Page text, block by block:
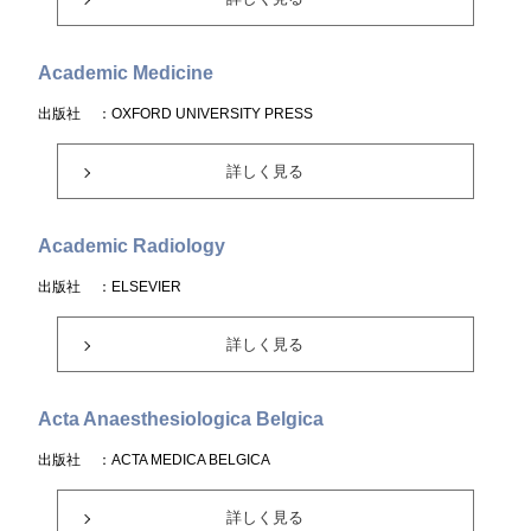
Academic Medicine
出版社 ：OXFORD UNIVERSITY PRESS
詳しく見る
Academic Radiology
出版社 ：ELSEVIER
詳しく見る
Acta Anaesthesiologica Belgica
出版社 ：ACTA MEDICA BELGICA
詳しく見る